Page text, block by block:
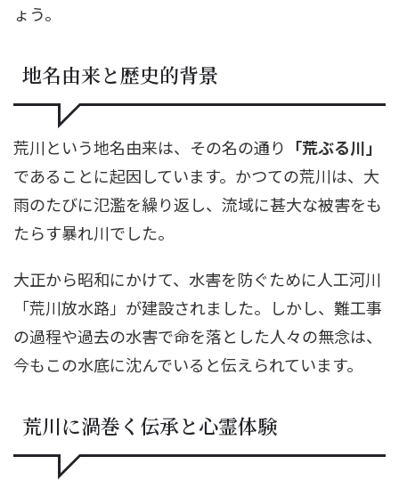
ょう。
地名由来と歴史的背景
荒川という地名由来は、その名の通り 「荒ぶる川」
であることに起因しています。かつての荒川は、大
雨のたびに氾濫を繰り返し、流域に甚大な被害をも
たらす暴れ川でした。
大正から昭和にかけて、水害を防ぐために人工河川
「荒川放水路」が建設されました。しかし、難工事
の過程や過去の水害で命を落とした人々の無念は、
今もこの水底に沈んでいると伝えられています。
荒川に渦巻く伝承と心霊体験